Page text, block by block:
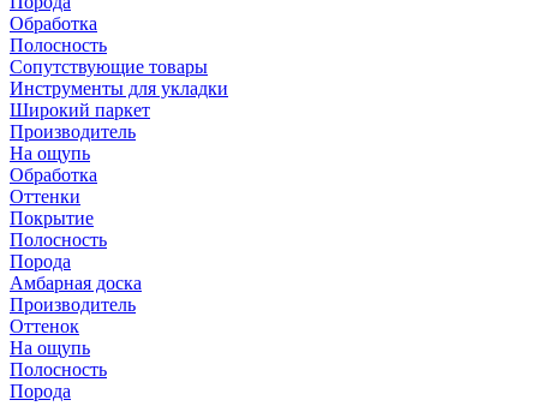
Обработка
Полосность
Сопутствующие товары
Инструменты для укладки
Широкий паркет
Производитель
На ощупь
Обработка
Оттенки
Покрытие
Полосность
Порода
Амбарная доска
Производитель
Оттенок
На ощупь
Полосность
Порода